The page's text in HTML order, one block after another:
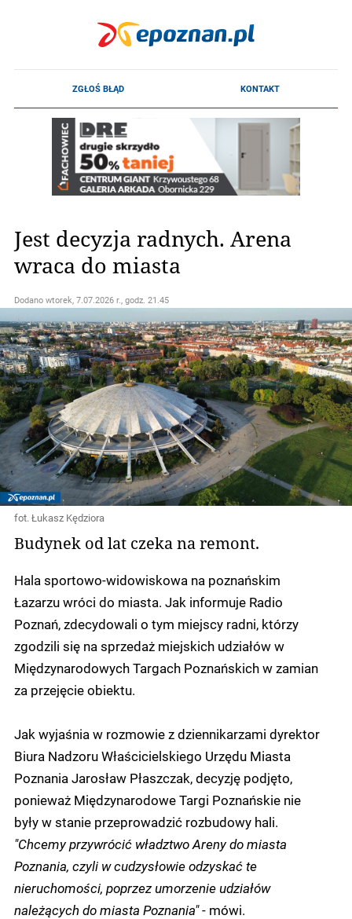
Jest decyzja radnych. Arena
wraca do miasta
Dodano wtorek, 7.07.2026 r., godz. 21.45
fot. Łukasz Kędziora
Budynek od lat czeka na remont.
Hala sportowo-widowiskowa na poznańskim
Łazarzu wróci do miasta. Jak informuje Radio
Poznań, zdecydowali o tym miejscy radni, którzy
zgodzili się na sprzedaż miejskich udziałów w
Międzynarodowych Targach Poznańskich w zamian
za przejęcie obiektu.
Jak wyjaśnia w rozmowie z dziennikarzami dyrektor
Biura Nadzoru Właścicielskiego Urzędu Miasta
Poznania Jarosław Płaszczak, decyzję podjęto,
ponieważ Międzynarodowe Targi Poznańskie nie
były w stanie przeprowadzić rozbudowy hali.
"Chcemy przywrócić władztwo Areny do miasta
Poznania, czyli w cudzysłowie odzyskać te
nieruchomości, poprzez umorzenie udziałów
należących do miasta Poznania"- mówi.